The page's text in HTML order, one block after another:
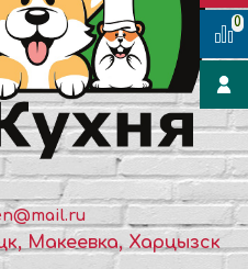
Макеевка, Харцызск
0